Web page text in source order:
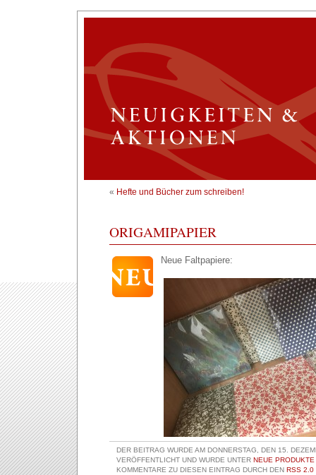
« Hefte und Bücher zum schreiben!
ORIGAMIPAPIER
Neue Faltpapiere:
DER BEITRAG WURDE AM DONNERSTAG, DEN 15.
VERÖFFENTLICHT UND WURDE UNTER NEUE PRODUKTE
KOMMENTARE ZU DIESEN EINTRAG DURCH DEN RSS 2.0